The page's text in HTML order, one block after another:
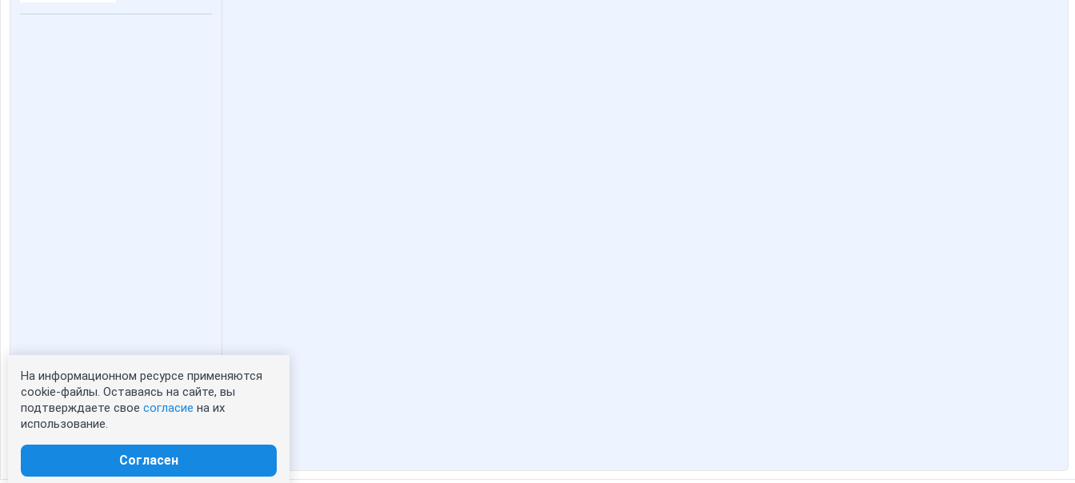
Статистика портрета:
сейчас просматривают портрет - 0
зарегистрированные пользователи
На информационном ресурсе применяются
cookie-файлы. Оставаясь на сайте, вы
подтверждаете свое согласие на их
использование.
Согласен